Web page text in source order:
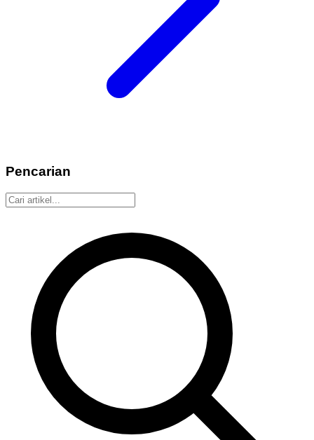
Pencarian